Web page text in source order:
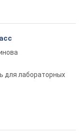
для лабораторных